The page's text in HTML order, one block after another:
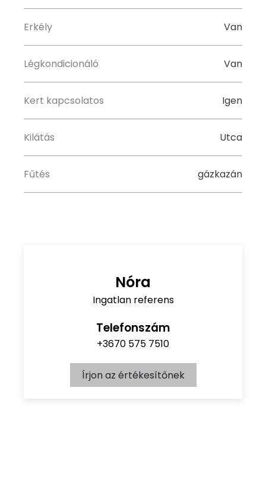
Erkély Van
Légkondicionáló Van
Kert kapcsolatos Igen
Kilátás Utca
Fűtés gázkazán
Nóra
Ingatlan referens
Telefonszám
+3670 575 7510
Írjon az értékesítőnek